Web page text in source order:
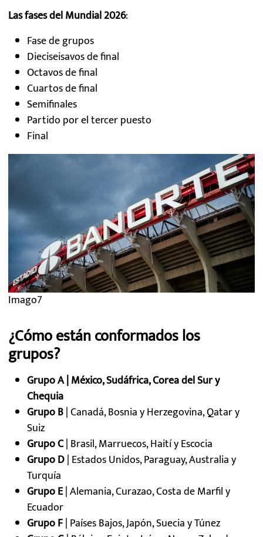
Las fases del Mundial 2026:
Fase de grupos
Dieciseisavos de final
Octavos de final
Cuartos de final
Semifinales
Partido por el tercer puesto
Final
Imago7
¿Cómo están conformados los
grupos?
Grupo A | México, Sudáfrica, Corea del Sur y
Chequia
Grupo B| Canadá, Bosnia y Herzegovina, Qatar y
Suiz
Grupo C| Brasil, Marruecos, Haití y Escocia
Grupo D| Estados Unidos, Paraguay, Australia y
Turquía
Grupo E| Alemania, Curazao, Costa de Marfil y
Ecuador
Grupo F| Países Bajos, Japón, Suecia y Túnez